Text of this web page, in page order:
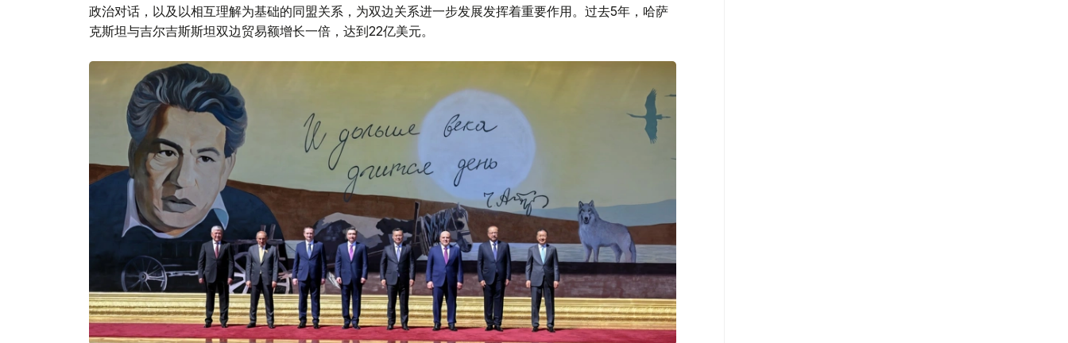
政治对话，以及以相互理解为基础的同盟关系，为双边关系进一步发展发挥着重要作用。过去5年，哈萨
克斯坦与吉尔吉斯斯坦双边贸易额增长一倍，达到22亿美元。